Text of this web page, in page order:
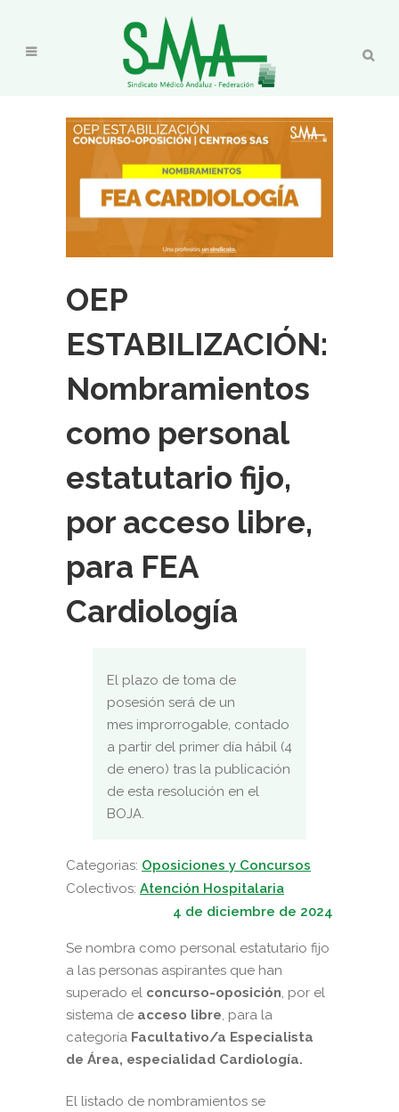
OEP
ESTABILIZACIÓN:
Nombramientos
como personal
estatutario fijo,
por acceso libre,
para FEA
Cardiología
El plazo de toma de
posesión será de un
mes improrrogable, contado
a partir del primer día hábil (4
de enero) tras la publicación
de esta resolución en el
BOJA.
Categorias: Oposiciones y Concursos
Colectivos: Atención Hospitalaria
4 de diciembre de 2024
Se nombra como personal estatutario fijo
a las personas aspirantes que han
superado el concurso-oposición, por el
sistema de acceso libre, para la
categoría Facultativo/a Especialista
de Área, especialidad Cardiología.
El listado de nombramientos se